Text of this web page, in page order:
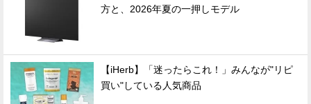
方と、2026年夏の一押しモデル
【iHerb】「迷ったらこれ！」みんなが"リピ
買い"している人気商品